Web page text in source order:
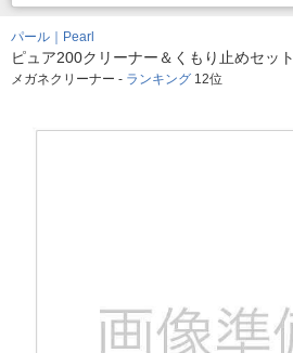
パール｜Pearl
ピュア200クリーナー＆くもり止めセット
メガネクリーナー - ランキング 12位